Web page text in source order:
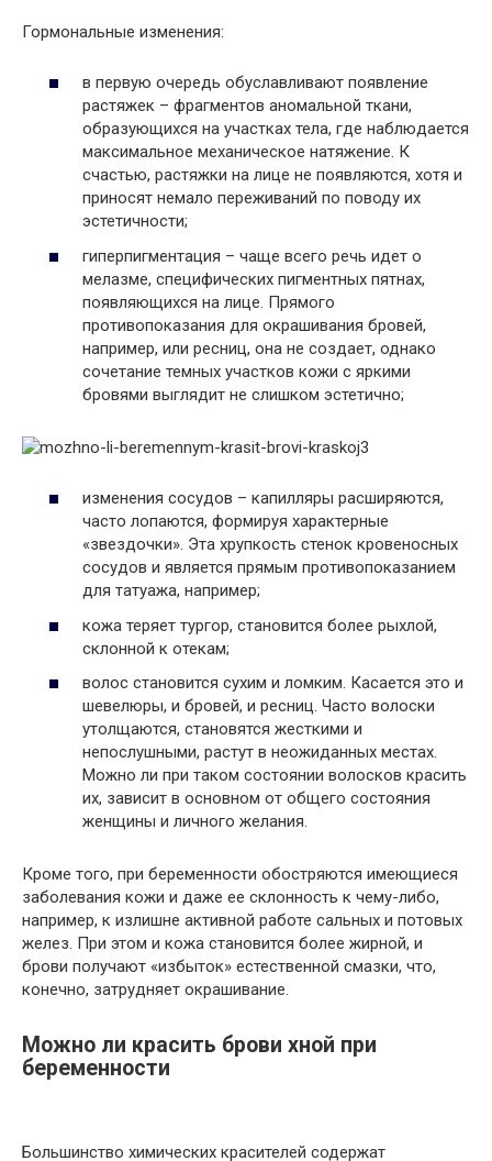
Гормональные изменения:
в первую очередь обуславливают появление
растяжек – фрагментов аномальной ткани,
образующихся на участках тела, где наблюдается
максимальное механическое натяжение. К
счастью, растяжки на лице не появляются, хотя и
приносят немало переживаний по поводу их
эстетичности;
гиперпигментация – чаще всего речь идет о
мелазме, специфических пигментных пятнах,
появляющихся на лице. Прямого
противопоказания для окрашивания бровей,
например, или ресниц, она не создает, однако
сочетание темных участков кожи с яркими
бровями выглядит не слишком эстетично;
изменения сосудов – капилляры расширяются,
часто лопаются, формируя характерные
«звездочки». Эта хрупкость стенок кровеносных
сосудов и является прямым противопоказанием
для татуажа, например;
кожа теряет тургор, становится более рыхлой,
склонной к отекам;
волос становится сухим и ломким. Касается это и
шевелюры, и бровей, и ресниц. Часто волоски
утолщаются, становятся жесткими и
непослушными, растут в неожиданных местах.
Можно ли при таком состоянии волосков красить
их, зависит в основном от общего состояния
женщины и личного желания.
Кроме того, при беременности обостряются имеющиеся
заболевания кожи и даже ее склонность к чему-либо,
например, к излишне активной работе сальных и потовых
желез. При этом и кожа становится более жирной, и
брови получают «избыток» естественной смазки, что,
конечно, затрудняет окрашивание.
Можно ли красить брови хной при
беременности
Большинство химических красителей содержат